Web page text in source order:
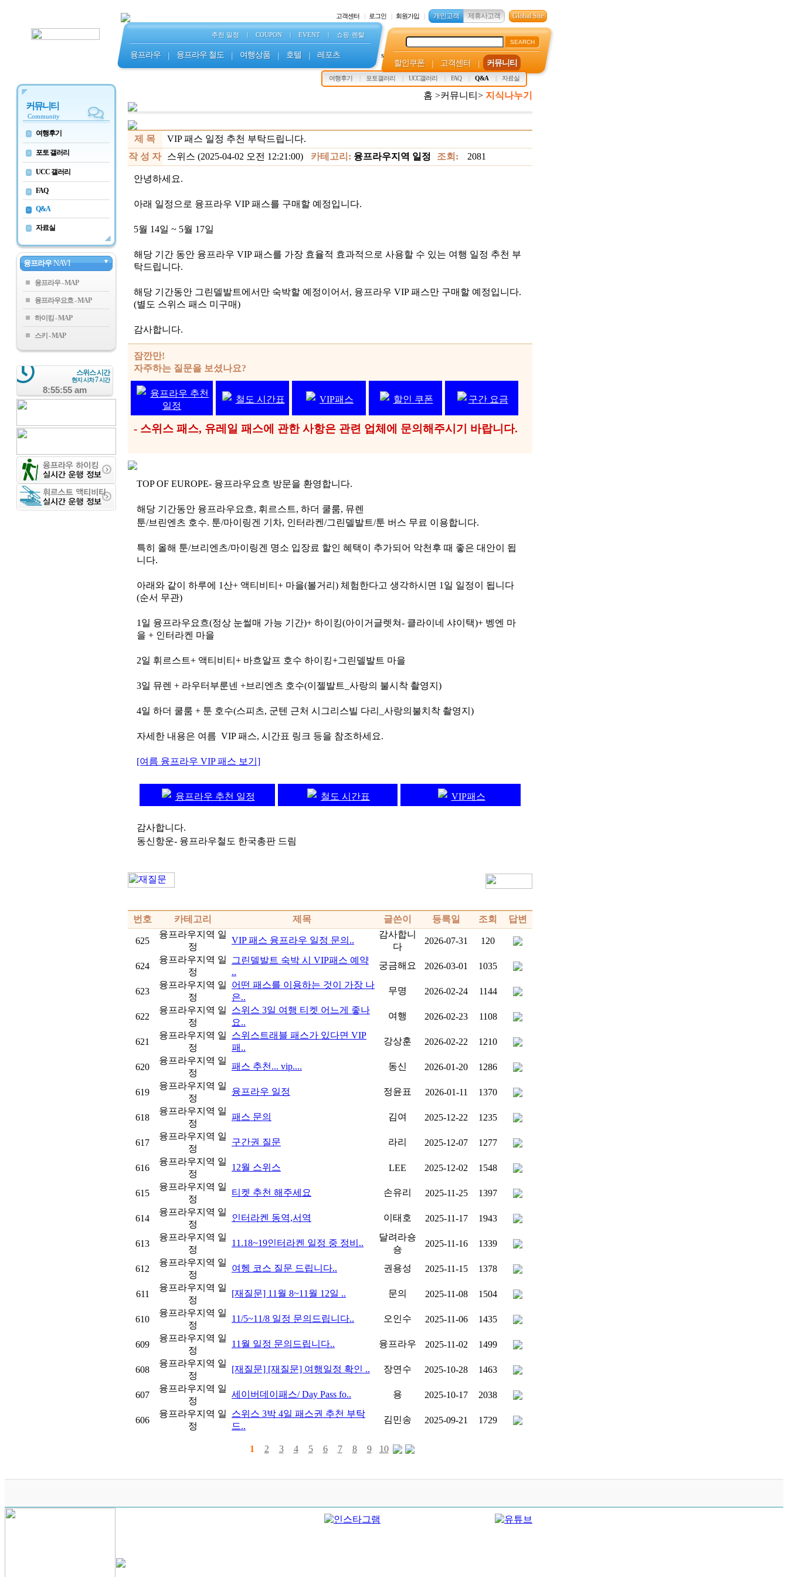
고객센터 로그인 회원가입 개인고객 제휴사고객 Global Site
추천 일정 | COUPON | EVENT | 쇼핑·렌탈
융프라우 | 융프라우 철도 | 여행상품 | 호텔 | 레포츠 s
SEARCH
할인쿠폰 | 고객센터 | 커뮤니티
여행후기 포토갤러리 UCC갤러리 FAQ Q&A 자료실
커뮤니티
Community
> 여행후기
> 포토 갤러리
> UCC 갤러리
> FAQ
> Q&A
> 자료실
융프라우 NAVI ▼
융프라우
융프라우요흐
하이킹
스키
스위스 시간
현지 시차7시간
8:55:55 am
홈 >커뮤니티> 지식나누기
제 목
VIP 패스 일정 추천 부탁드립니다.
작 성 자
스위스 (2025-04-02 오전 12:21:00) 카테고리: 융프라우지역 일정 조회: 2081
안녕하세요.
아래 일정으로 융프라우 VIP 패스를 구매할 예정입니다.
5월 14일 ~ 5월 17일
해당 기간 동안 융프라우 VIP 패스를 가장 효율적 효과적으로 사용할 수 있는 여행 일정 추천 부
탁드립니다.
해당 기간동안 그린델발트에서만 숙박할 예정이어서, 융프라우 VIP 패스만 구매할 예정입니다.
(별도 스위스 패스 미구매)
감사합니다.
잠깐만!
자주하는 질문을 보셨나요?
융프라우 추천
일정
철도 시간표 VIP패스 할인 쿠폰 구간 요금
- 스위스 패스, 유레일 패스에 관한 사항은 관련 업체에 문의해주시기 바랍니다.
TOP OF EUROPE- 융프라우요흐 방문을 환영합니다.
해당 기간동안 융프라우요흐, 휘르스트, 하더 쿨룸, 뮤렌
툰/브린엔츠 호수. 툰/마이링겐 기차, 인터라켄/그린델발트/툰 버스 무료 이용합니다.
특히 올해 툰/브리엔츠/마이링겐 명소 입장료 할인 혜택이 추가되어 악천후 때 좋은 대안이 됩
니다.
아래와 같이 하루에 1산+ 액티비티+ 마을(볼거리) 체험한다고 생각하시면 1일 일정이 됩니다
(순서 무관)
1일 융프라우요흐(정상 눈썰매 가능 기간)+ 하이킹(아이거글렛쳐- 클라이네 샤이택)+ 벵엔 마
을 + 인터라켄 마을
2일 휘르스트+ 액티비티+ 바흐알프 호수 하이킹+그린델발트 마을
3일 뮤렌 + 라우터부룬넨 +브리엔츠 호수(이젤발트_사랑의 불시착 촬영지)
4일 하더 쿨룸 + 툰 호수(스피츠, 군텐 근처 시그리스빌 다리_사랑의불치착 촬영지)
자세한 내용은 여름 VIP 패스, 시간표 링크 등을 참조하세요.
[여름 융프라우 VIP 패스 보기]
융프라우 추천 일정 철도 시간표 VIP패스
감사합니다.
동신항운- 융프라우철도 한국총판 드림
번호 카테고리 제목 글쓴이 등록일 조회 답변
625
융프라우지역 일
정
VIP 패스 융프라우 일정 문의..
감사합니
다
2026-07-31 120
624
융프라우지역 일
정
그린델발트 숙박 시 VIP패스 예약
..
궁금해요 2026-03-01 1035
623
융프라우지역 일
정
어떤 패스를 이용하는 것이 가장 나
은..
무명 2026-02-24 1144
622
융프라우지역 일
정
스위스 3일 여행 티켓 어느게 좋나
요..
여행 2026-02-23 1108
621
융프라우지역 일
정
스위스트래블 패스가 있다면 VIP
패..
강상훈 2026-02-22 1210
620
융프라우지역 일
정
패스 추천... vip.... 동신 2026-01-20 1286
619
융프라우지역 일
정
융프라우 일정 정윤표 2026-01-11 1370
618
융프라우지역 일
정
패스 문의 김여 2025-12-22 1235
617
융프라우지역 일
정
구간권 질문 라리 2025-12-07 1277
616
융프라우지역 일
정
12월 스위스 LEE 2025-12-02 1548
615
융프라우지역 일
정
티켓 추천 해주세요 손유리 2025-11-25 1397
614
융프라우지역 일
정
인터라켄 동역,서역 이태호 2025-11-17 1943
613
융프라우지역 일
정
11.18~19인터라켄 일정 중 정비..
달려라숑
숑
2025-11-16 1339
612
융프라우지역 일
정
여헹 코스 질문 드립니다.. 권용성 2025-11-15 1378
611
융프라우지역 일
정
[재질문] 11월 8~11월 12일 .. 문의 2025-11-08 1504
610
융프라우지역 일
정
11/5~11/8 일정 문의드립니다.. 오인수 2025-11-06 1435
609
융프라우지역 일
정
11월 일정 문의드립니다.. 융프라우 2025-11-02 1499
608
융프라우지역 일
정
[재질문] [재질문] 여행일정 확인 .. 장연수 2025-10-28 1463
607
융프라우지역 일
정
세이버데이패스/ Day Pass fo.. 용 2025-10-17 2038
606
융프라우지역 일
정
스위스 3박 4일 패스권 추천 부탁
드..
김민송 2025-09-21 1729
1 2 3 4 5 6 7 8 9 10